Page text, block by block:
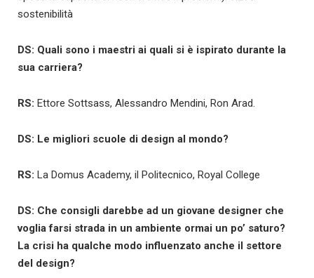
sostenibilità
DS: Quali sono i maestri ai quali si è ispirato durante la
sua carriera?
RS: Ettore Sottsass, Alessandro Mendini, Ron Arad.
DS: Le migliori scuole di design al mondo?
RS: La Domus Academy, il Politecnico, Royal College
DS: Che consigli darebbe ad un giovane designer che
voglia farsi strada in un ambiente ormai un po’ saturo?
La crisi ha qualche modo influenzato anche il settore
del design?